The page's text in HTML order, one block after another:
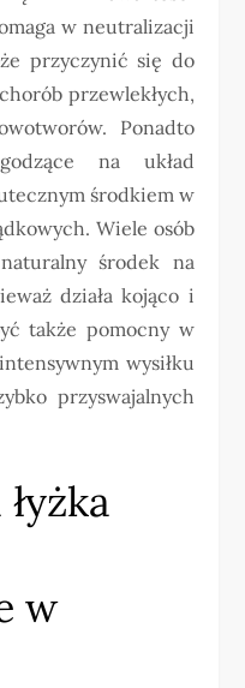
w neutralizacji
przyczynić się do
przewlekłych,
Ponadto
na układ
środkiem w
Wiele osób
środek na
działa kojąco i
także pomocny w
wysiłku
przyswajalnych
w